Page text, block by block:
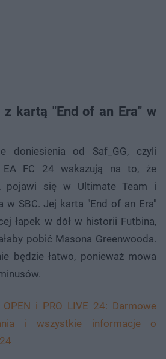
z kartą "End of an Era" w
doniesienia od Saf_GG, czyli
FC 24 wskazują na to, że
pojawi się w Ultimate Team i
w SBC. Jej karta "End of an Era"
łapek w dół w historii Futbina,
pobić Masona Greenwooda.
będzie łatwo, ponieważ mowa
OPEN i PRO LIVE 24: Darmowe
i wszystkie informacje o